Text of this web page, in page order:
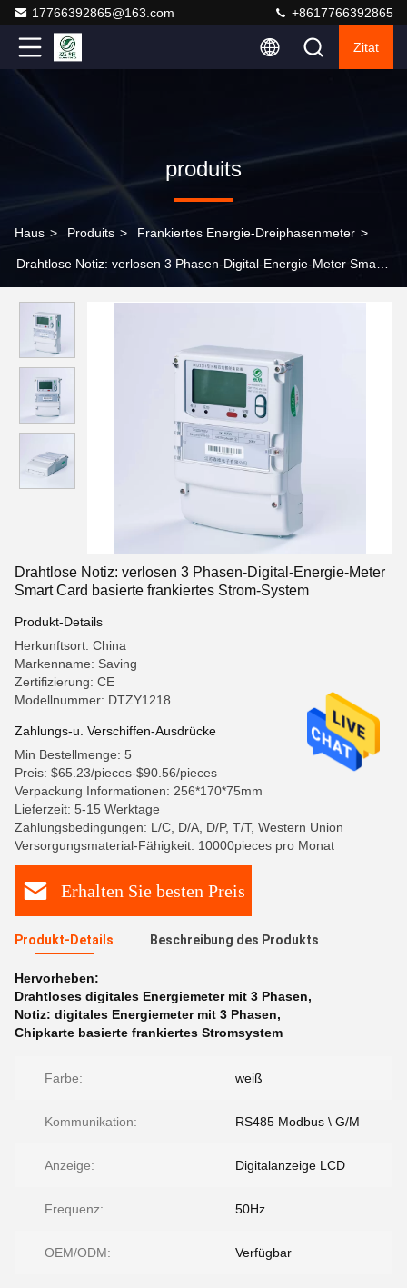
17766392865@163.com +8617766392865
Zitat
produits
Haus > Produits > Frankiertes Energie-Dreiphasenmeter >
Drahtlose Notiz: verlosen 3 Phasen-Digital-Energie-Meter Smart
Drahtlose Notiz: verlosen 3 Phasen-Digital-Energie-Meter
Smart Card basierte frankiertes Strom-System
Produkt-Details
Herkunftsort: China
Markenname: Saving
Zertifizierung: CE
Modellnummer: DTZY1218
Zahlungs-u. Verschiffen-Ausdrücke
Min Bestellmenge: 5
Preis: $65.23/pieces-$90.56/pieces
Verpackung Informationen: 256*170*75mm
Lieferzeit: 5-15 Werktage
Zahlungsbedingungen: L/C, D/A, D/P, T/T, Western Union
Versorgungsmaterial-Fähigkeit: 10000pieces pro Monat
Erhalten Sie besten Preis
Produkt-Details Beschreibung des Produkts
Hervorheben:
Drahtloses digitales Energiemeter mit 3 Phasen,
Notiz: digitales Energiemeter mit 3 Phasen,
Chipkarte basierte frankiertes Stromsystem
Farbe: weiß
Kommunikation: RS485 Modbus \ G/M
Anzeige: Digitalanzeige LCD
Frequenz: 50Hz
OEM/ODM: Verfügbar